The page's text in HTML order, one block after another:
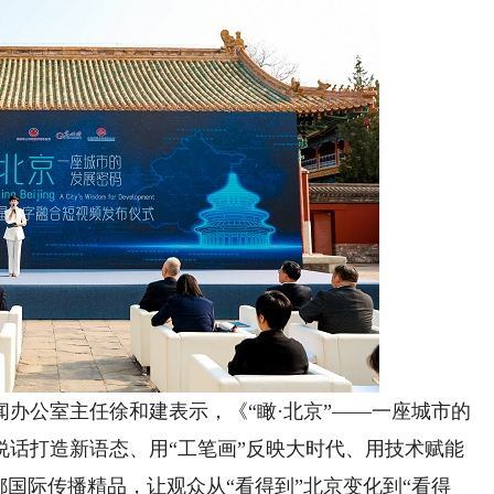
室主任徐和建表示，《“瞰·北京”——一座城市的
打造新语态、用“工笔画”反映大时代、用技术赋能
际传播精品，让观众从“看得到”北京变化到“看得